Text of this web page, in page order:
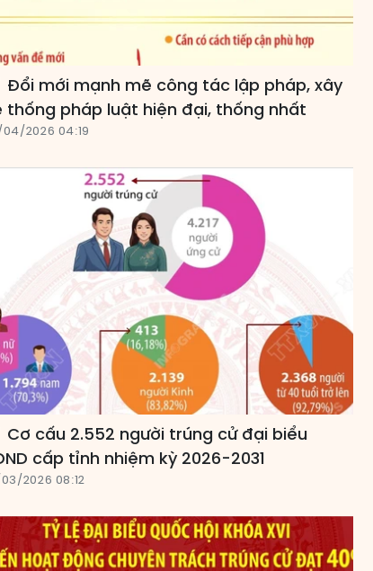
Đổi mới mạnh mẽ công tác lập pháp, xây
thống pháp luật hiện đại, thống nhất
2026 04:19
Cơ cấu 2.552 người trúng cử đại biểu
cấp tỉnh nhiệm kỳ 2026-2031
2026 08:12